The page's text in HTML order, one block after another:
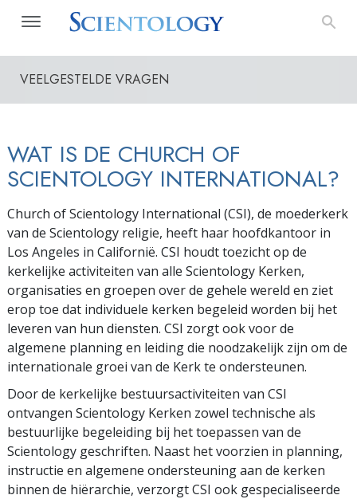
VEELGESTELDE VRAGEN
WAT IS DE CHURCH OF
SCIENTOLOGY INTERNATIONAL?
Church of Scientology International (CSI), de moederkerk
van de Scientology religie, heeft haar hoofdkantoor in
Los Angeles in Californië. CSI houdt toezicht op de
kerkelijke activiteiten van alle Scientology Kerken,
organisaties en groepen over de gehele wereld en ziet
erop toe dat individuele kerken begeleid worden bij het
leveren van hun diensten. CSI zorgt ook voor de
algemene planning en leiding die noodzakelijk zijn om de
internationale groei van de Kerk te ondersteunen.
Door de kerkelijke bestuursactiviteiten van CSI
ontvangen Scientology Kerken zowel technische als
bestuurlijke begeleiding bij het toepassen van de
Scientology geschriften. Naast het voorzien in planning,
instructie en algemene ondersteuning aan de kerken
binnen de hiërarchie, verzorgt CSI ook gespecialiseerde